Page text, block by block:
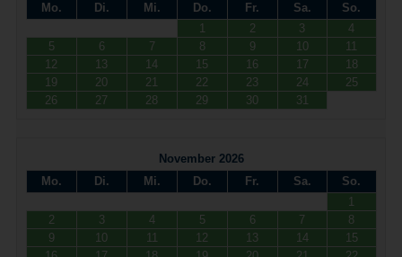
Mo.
Di. Mi. Do. Fr. Sa.
So.
1
2 3
4
5
6 7 8 9 10
11
12
13 14 15 16 17
18
19
20 21 22 23 24
25
26
27 28 29 30 31
November 2026
Mo.
Di. Mi. Do. Fr. Sa.
So.
1
2
3 4 5 6 7
8
9
10 11 12 13 14
15